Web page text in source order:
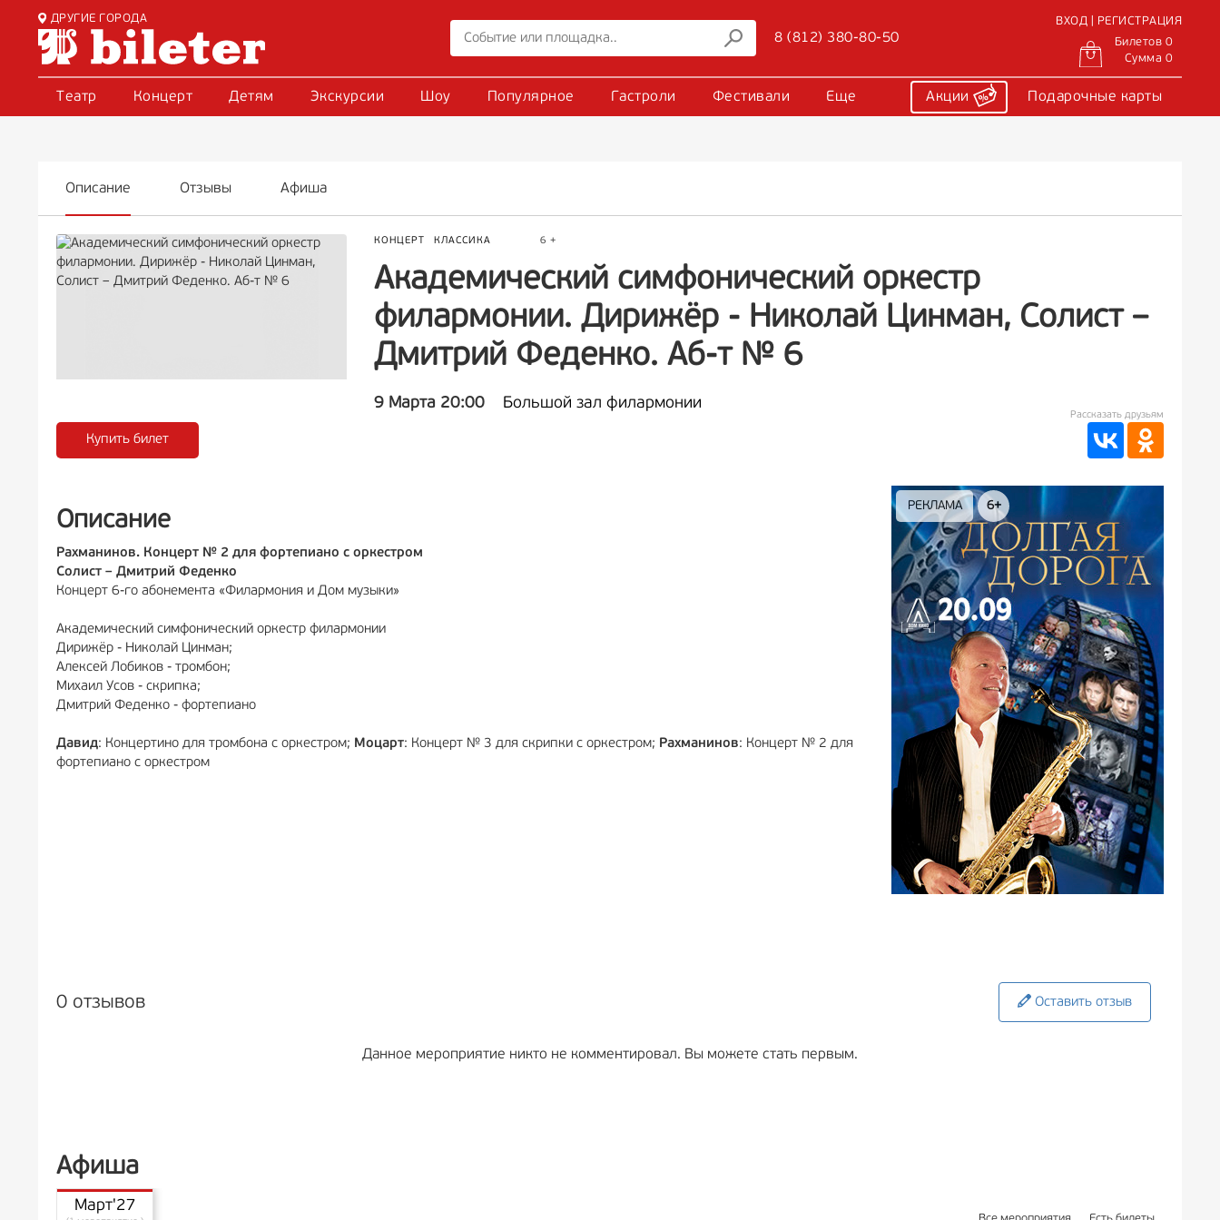
ДРУГИЕ ГОРОДА
8 (812) 380-80-50
ВХОД | РЕГИСТРАЦИЯ
Билетов 0
Сумма 0
Театр Концерт Детям Экскурсии Шоу Популярное Гастроли Фестивали Еще Акции Подарочные карты
Описание Отзывы Афиша
КОНЦЕРТ КЛАССИКА 6 +
Академический симфонический оркестр
филармонии. Дирижёр - Николай Цинман, Солист –
Дмитрий Феденко. Аб-т № 6
9 Марта 20:00 Большой зал филармонии
Купить билет
Рассказать друзьям
Описание
Рахманинов. Концерт № 2 для фортепиано с оркестром
Солист – Дмитрий Феденко
Концерт 6-го абонемента «Филармония и Дом музыки»
Академический симфонический оркестр филармонии
Дирижёр - Николай Цинман;
Алексей Лобиков - тромбон;
Михаил Усов - скрипка;
Дмитрий Феденко - фортепиано
Давид: Концертино для тромбона с оркестром; Моцарт: Концерт № 3 для скрипки с оркестром; Рахманинов: Концерт № 2 для
фортепиано с оркестром
РЕКЛАМА 6+
0 отзывов Оставить отзыв
Данное мероприятие никто не комментировал. Вы можете стать первым.
Афиша
Март'27